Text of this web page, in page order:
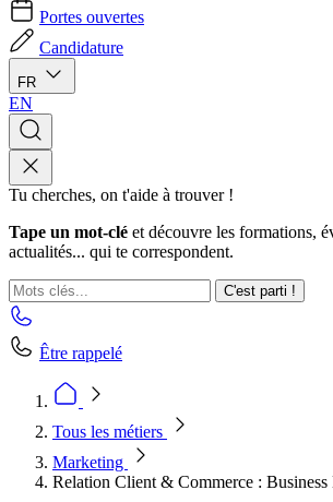
Portes ouvertes
Candidature
FR
EN
Tu cherches, on t'aide à trouver !
Tape un mot-clé et découvre les formations,
actualités... qui te correspondent.
C'est parti !
Être rappelé
Tous les métiers
Marketing
Relation Client & Commerce : Business